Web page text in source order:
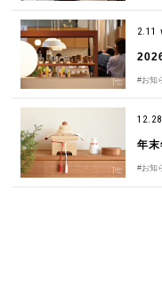
2.11
#お知
年
#お知